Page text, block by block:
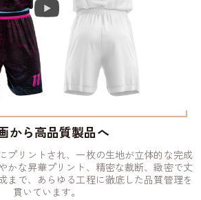
から高品質製品へ
プリントされ、一枚の生地が立体的な完成
かな昇華プリント、精密な裁断、緻密で丈
まで、あらゆる工程に徹底した品質管理を
貫いています。